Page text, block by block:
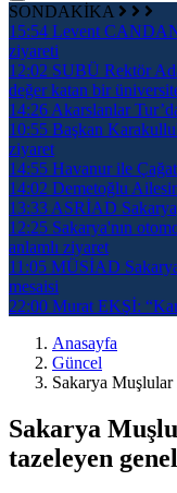
SONDAKİKA
15:54 Levent
ziyareti
12:02 SUBÜ Rektör
değer katan bir
14:26 Akarslanlar
10:55 Başkan
ziyaret
14:55 Havanur ile
14:02 Demetoğlu
13:33 ASRİAD
12:25 Sakarya'nın
anlamlı ziyaret
11:05 MÜSİAD
mesaisi
22:00 Murat EKŞİ:
Anasayfa
Güncel
Sakarya
Sakarya
tazeleyen